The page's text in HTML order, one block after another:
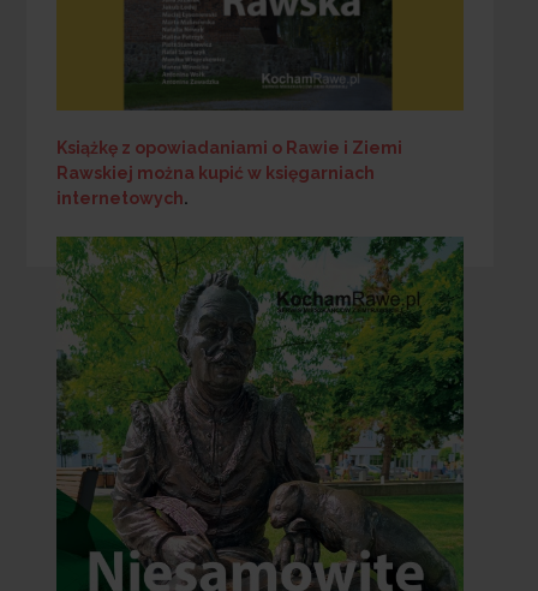
Książkę z opowiadaniami o Rawie i Ziemi
Rawskiej można kupić w księgarniach
internetowych.